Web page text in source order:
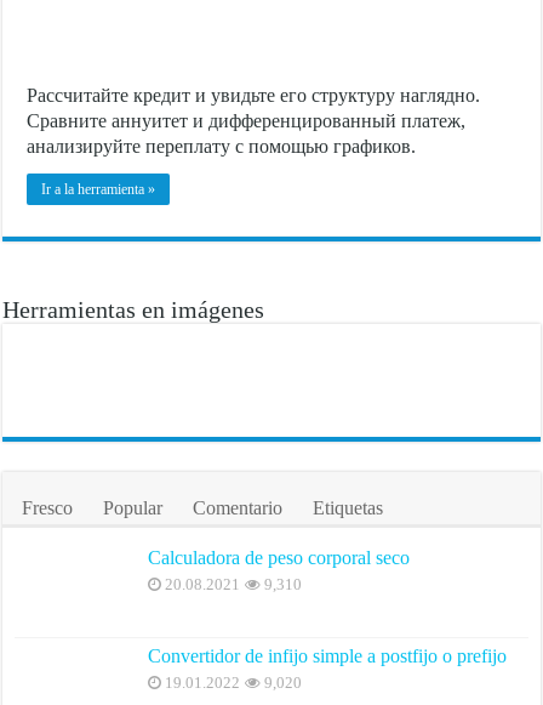
Рассчитайте кредит и увидьте его структуру наглядно.
Сравните аннуитет и дифференцированный платеж,
анализируйте переплату с помощью графиков.
Ir a la herramienta »
Herramientas en imágenes
Fresco Popular Comentario Etiquetas
Calculadora de peso corporal seco
20.08.2021 9,310
Convertidor de infijo simple a postfijo o prefijo
19.01.2022 9,020